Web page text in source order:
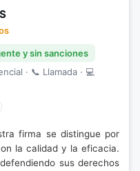
y sin sanciones
· 📞 Llamada · 💻
firma se distingue por
la calidad y la eficacia.
sus derechos